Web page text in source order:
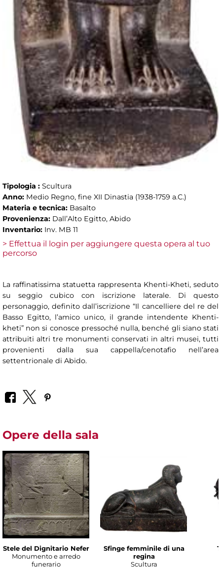
Tipologia : Scultura
Anno: Medio Regno, fine XII Dinastia (1938-1759 a.C.)
Materia e tecnica: Basalto
Provenienza: Dall’Alto Egitto, Abido
Inventario: Inv. MB 11
> Effettua il login per aggiungere questa opera al tuo
percorso
La raffinatissima statuetta rappresenta Khenti-Kheti, seduto
su seggio cubico con iscrizione laterale. Di questo
personaggio, definito dall’iscrizione “Il cancelliere del re del
Basso Egitto, l’amico unico, il grande intendente Khenti-
kheti” non si conosce pressoché nulla, benché gli siano stati
attribuiti altri tre monumenti conservati in altri musei, tutti
provenienti dalla sua cappella/cenotafio nell’area
settentrionale di Abido.
Opere della sala
Stele del Dignitario Nefer
Monumento e arredo
funerario
Sfinge femminile di una
regina
Scultura